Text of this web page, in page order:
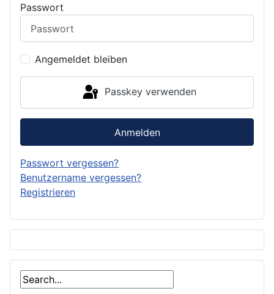
Passwort
Angemeldet bleiben
Passkey verwenden
Anmelden
Passwort vergessen?
Benutzername vergessen?
Registrieren